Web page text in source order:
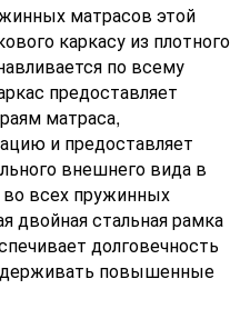
матрасов этой
каркасу из плотного
по всему
предоставляет
матраса,
и предоставляет
внешнего вида в
во всех пружинных
двойная стальная рамка
долговечность
повышенные